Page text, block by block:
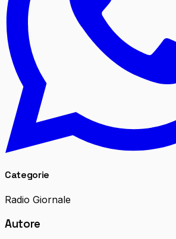
Categorie
Radio Giornale
Autore